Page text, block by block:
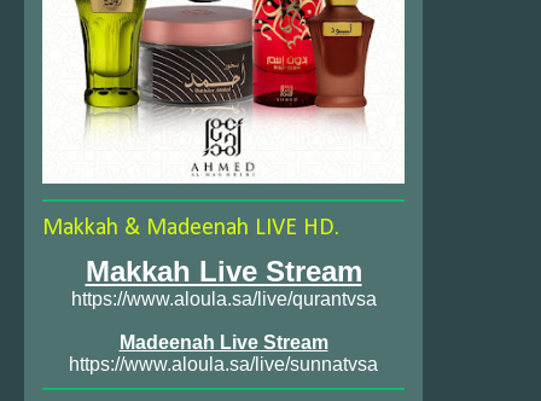
Makkah & Madeenah LIVE HD.
Makkah Live Stream
https://www.aloula.sa/live/qurantvsa
Madeenah Live Stream
https://www.aloula.sa/live/sunnatvsa